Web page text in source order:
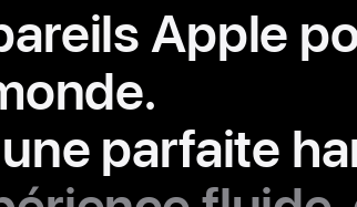
Apple
parfaite